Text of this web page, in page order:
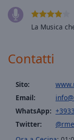
Text
Background
Opacity
La Musica
Contatti
Sito:
Email:
WhatsApp:
Twitter: